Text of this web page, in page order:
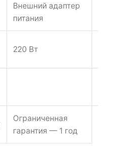
Внешний адаптер
питания
220 Вт
Ограниченная
гарантия — 1 год